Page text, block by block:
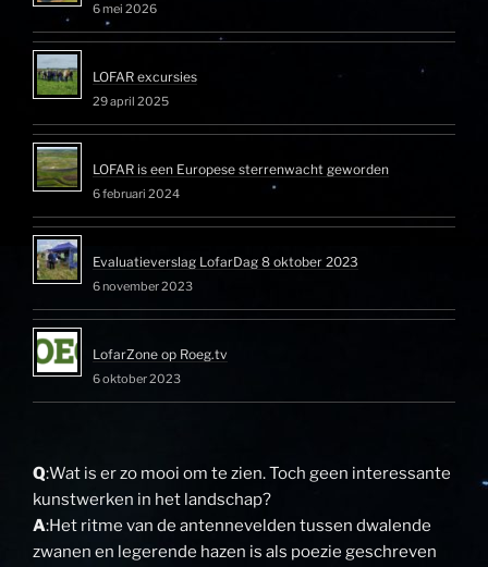
6 mei 2026
LOFAR excursies
29 april 2025
LOFAR is een Europese sterrenwacht geworden
6 februari 2024
Evaluatieverslag LofarDag 8 oktober 2023
6 november 2023
LofarZone op Roeg.tv
6 oktober 2023
Q:Wat is er zo mooi om te zien. Toch geen interessante
kunstwerken in het landschap?
A:Het ritme van de antennevelden tussen dwalende
zwanen en legerende hazen is als poezie geschreven